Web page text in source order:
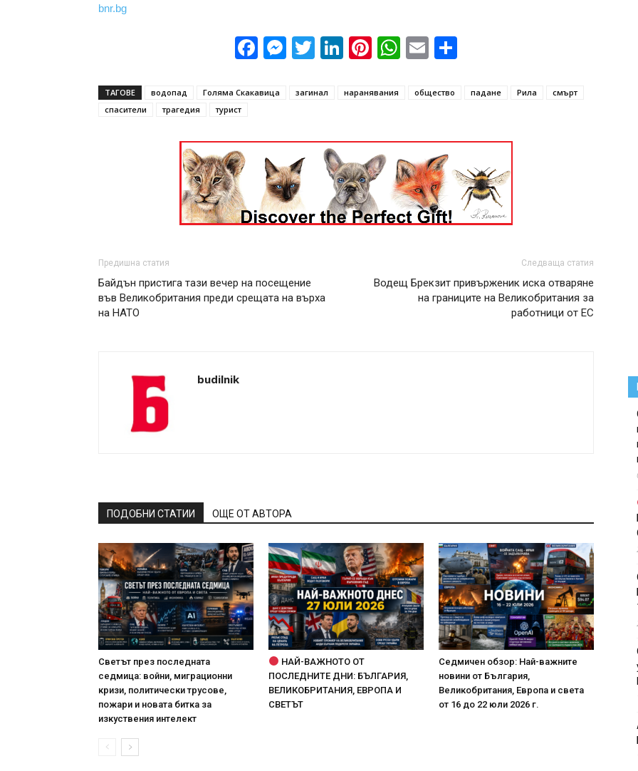
bnr.bg
Facebook
Messenger
Twitter
LinkedIn
Pinterest
WhatsApp
Email
ТАГОВЕ водопад Голяма Скакавица загинал наранявания общество падане Рила
смърт
спасители
трагедия турист
Предишна статия
Байдън пристига тази вечер на посещение
във Великобритания преди срещата на върха
на НАТО
Следваща статия
Водещ Брекзит привърженик иска отваряне
на границите на Великобритания за
работници от ЕС
budilnik
ПОДОБНИ СТАТИИ ОЩЕ ОТ АВТОРА
Светът през последната
седмица: войни, миграционни
кризи, политически трусове,
пожари и новата битка за
изкуствения интелект
НАЙ-ВАЖНОТО ОТ
ПОСЛЕДНИТЕ ДНИ: БЪЛГАРИЯ,
ВЕЛИКОБРИТАНИЯ, ЕВРОПА И
СВЕТЪТ
Седмичен обзор: Най-важните
новини от България,
Великобритания, Европа и света
от 16 до 22 юли 2026 г.